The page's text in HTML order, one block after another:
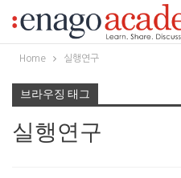
Home 실행연구
브라우징 태그
실행연구